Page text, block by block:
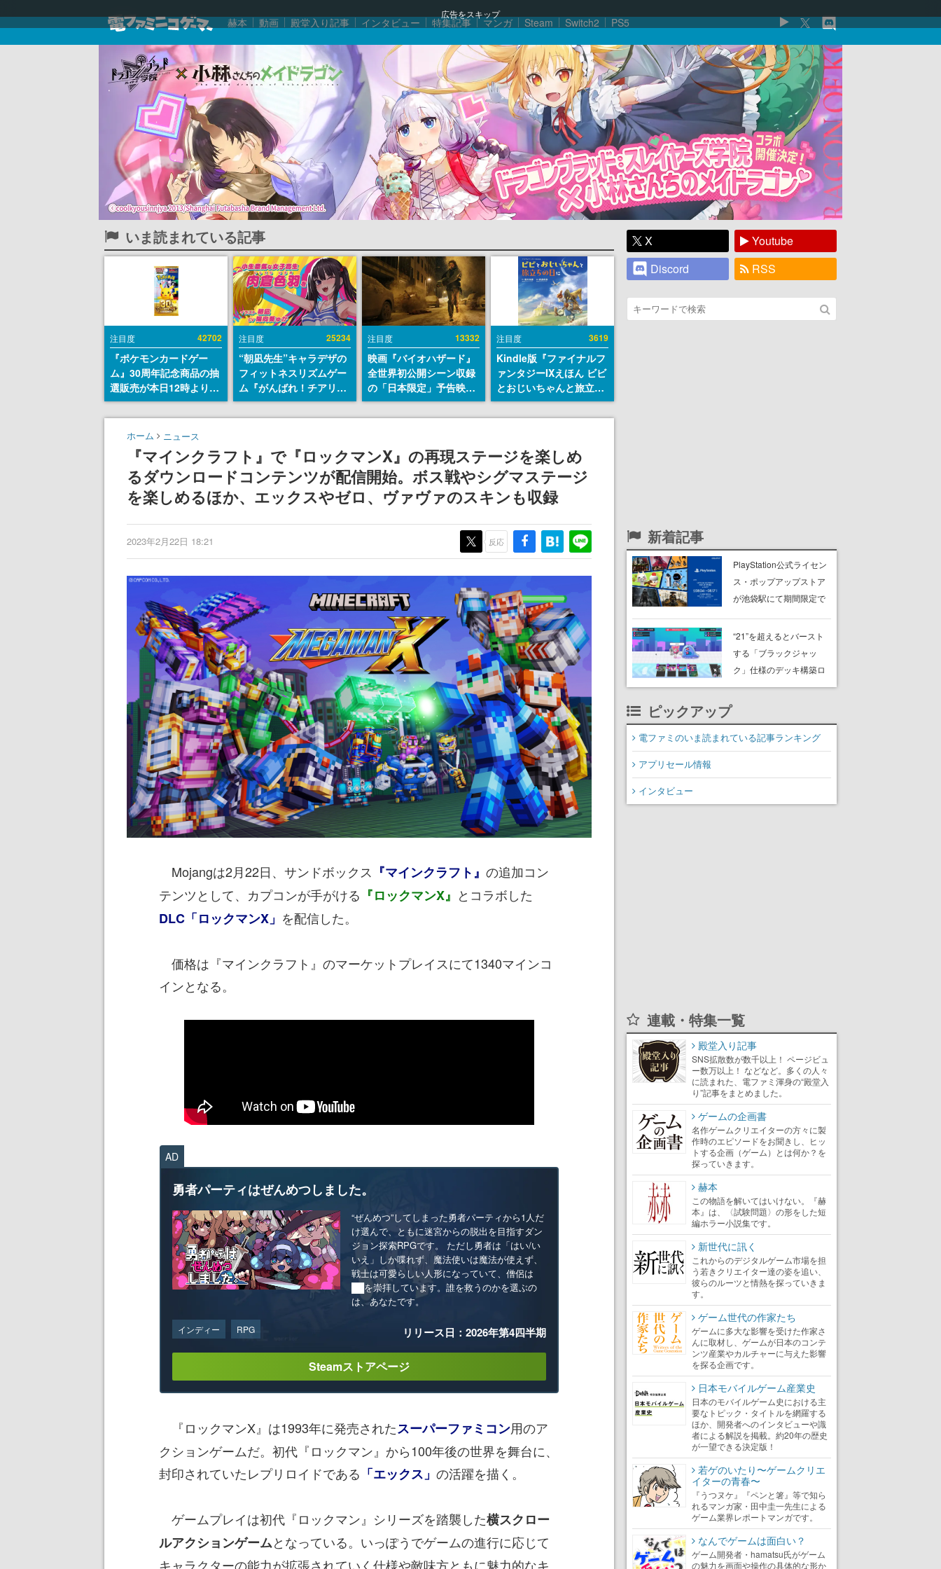
広告をスキップ
赫本 動画 殿堂入り記事 インタビュー 特集記事 マンガ Steam Switch2 PS5
いま読まれている記事
注目度 42702
『ポケモンカードゲー
ム』30周年記念商品の抽
選販売が本日12時より開
始。拡張パック「30th
CELEBRATION」のボッ
クスに、「プレミアムデ
ッキセット エーフィ・ブ
ラッキー」
「FUTURISTIC BOX」の
計3商品
注目度 25234
“朝凪先生”キャラデザの
フィットネスリズムゲー
ム『がんばれ！チアリズ
ム』Steamストアページ
が公開。キャラクターの
注目度 13332
映画『バイオハザード』
全世界初公開シーン収録
の「日本限定」予告映像
が解禁。バイオの日（8
月10日）にあわせて、
院」へ行く配達人の姿が
披露
注目度 3619
Kindle版『ファイナルフ
ァンタジーIXえほん ビビ
とおじいちゃんと旅立ち
の日に』が半額の「660
円」となるセールが開催
和彦氏と板鼻利幸氏によ
る「ビビ」の前日譚
ホーム ニュース
『マインクラフト』で『ロックマンX』の再現ステージを楽しめ
るダウンロードコンテンツが配信開始。ボス戦やシグマステージ
を楽しめるほか、エックスやゼロ、ヴァヴァのスキンも収録
2023年2月22日 18:21 反応
Mojangは2月22日、サンドボックス 『マインクラフト』 の追加コン
テンツとして、カプコンが手がける 『ロックマンX』 とコラボした
DLC「ロックマンX」 を配信した。
価格は『マインクラフト』のマーケットプレイスにて1340マインコ
インとなる。
AD
勇者パーティはぜんめつしました。
“ぜんめつ”してしまった勇者パーティから1人だ
け選んで、ともに迷宮からの脱出を目指すダン
ジョン探索RPGです。 ただし勇者は「はい/い
いえ」しか喋れず、魔法使いは魔法が使えず、
戦士は可愛らしい人形になっていて、僧侶は
██を崇拝しています。誰を救うのかを選ぶの
は、あなたです。
インディー RPG リリース日：2026年第4四半期
Steamストアページ
『ロックマンX』は1993年に発売されたスーパーファミコン用のア
クションゲームだ。初代『ロックマン』から100年後の世界を舞台に、
封印されていたレプリロイドである 「エックス」 の活躍を描く。
ゲームプレイは初代『ロックマン』シリーズを踏襲した横スクロー
ルアクションゲームとなっている。いっぽうでゲームの進行に応じて
キャラクターの能力が拡張されていく仕様や敵味方ともに魅力的なキ
X
Youtube
Discord
RSS
新着記事
PlayStation公式ライセン
ス・ポップアップストア
が池袋駅にて期間限定で
『ブラッドボーン』の新
作アイテムが登場
“21”を超えるとバースト
する「ブラックジャッ
ク」仕様のデッキ構築ロ
ーグライト『必殺！メガ
ピックアップ
電ファミのいま読まれている記事ランキング
アプリセール情報
インタビュー
連載・特集一覧
殿堂入り記事
SNS拡散数が数千以上！ ページビュ
ー数万以上！ などなど。多くの人々
に読まれた、電ファミ渾身の“殿堂入
り”記事をまとめました。
ゲームの企画書
名作ゲームクリエイターの方々に製
作時のエピソードをお聞きし、ヒッ
トする企画（ゲーム）とは何か？を
探っていきます。
赫本
この物語を解いてはいけない。『赫
本』は、〈試験問題〉の形をした短
編ホラー小説集です。
新世代に訊く
これからのデジタルゲーム市場を担
う若きクリエイター達の姿を追い、
彼らのルーツと情熱を探っていきま
す。
ゲーム世代の作家たち
ゲームに多大な影響を受けた作家さ
んに取材し、ゲームが日本のコンテ
ンツ産業やカルチャーに与えた影響
を探る企画です。
日本モバイルゲーム産業史
日本のモバイルゲーム史における主
要なトピック・タイトルを網羅する
ほか、開発者へのインタビューや識
者による解説を掲載。約20年の歴史
が一望できる決定版！
若ゲのいたり〜ゲームクリエ
イターの青春〜
『うつヌケ』『ペンと箸』等で知ら
れるマンガ家・田中圭一先生による
ゲーム業界レポートマンガです。
なんでゲームは面白い？
ゲーム開発者・hamatsu氏がゲーム
の魅力を画面や操作の具体的な形か